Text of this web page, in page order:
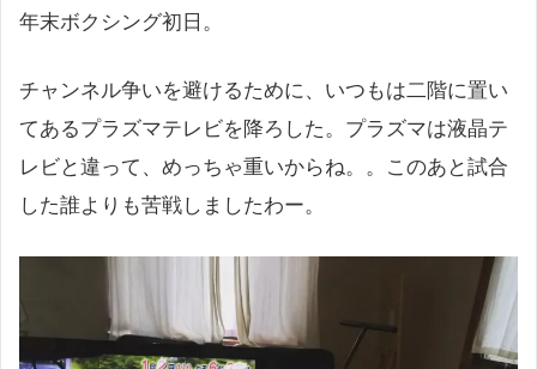
年末ボクシング初日。
チャンネル争いを避けるために、いつもは二階に置い
てあるプラズマテレビを降ろした。プラズマは液晶テ
レビと違って、めっちゃ重いからね。。このあと試合
した誰よりも苦戦しましたわー。